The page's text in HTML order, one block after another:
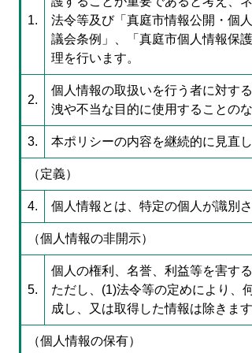
1.
法令等及び「真庭市情報公開・個
議会条例」、「真庭市個人情報保
理を行います。
2.
個人情報の取扱いを行う者に対す
洩や不当な目的に使用することの
3. 本ポリシーの内容を継続的に見直
（定義）
4. 個人情報とは、特定の個人が識別
（個人情報の非開示）
5.
個人の権利、名誉、利益等を害す
ただし、(1)法令等の定めにより、
成し、又は取得した情報は除きます
（個人情報の保有）